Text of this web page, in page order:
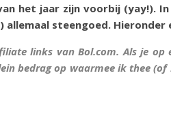
het jaar zijn voorbij (yay!).
allemaal steengoed.
links van Bol.com. Als je
bedrag op waarmee ik thee